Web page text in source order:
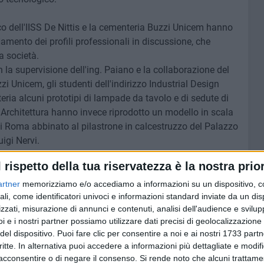
rispetto della tua riservatezza è la nostra
memorizziamo e/o accediamo a informazioni su un dispositivo,
come identificatori univoci e informazioni standard inviate da un
misurazione di annunci e contenuti, analisi dell'audience e
e i nostri partner possiamo utilizzare dati precisi di
dispositivo. Puoi fare clic per consentire a noi e ai nostri 1733
In alternativa puoi accedere a informazioni più dettagliate e
o di negare il consenso. Si rende noto che alcuni
dell'IISS De Nittis e la cementeria Buzzi Unicem hanno
dei profili professionali in discussione, che
società.
supervisione dell'ing. Paiano e la collaborazione del
Unicem, gli studenti dell'indirizzo Industrial Design
alcuni prototipi di lampade da tavolo e di sedute di
hanno invece riprodotto un modello in scala
abbinato al pilastrone in calcestruzzo del Palazzo
Nervi.
osservare la specificità del ruolo del progettista,
e personali richieste dalla realtà lavorativa. Nel
scolastici (prof. Raffaele Sguera e prof. Michele
in scala i prodotti con software Rhinoceros e
hanno vissuto l'esperienza laboratoriale e
che ha permesso loro di calarsi nel contesto reale dello
il ciclo produttivo del cemento, constatare le